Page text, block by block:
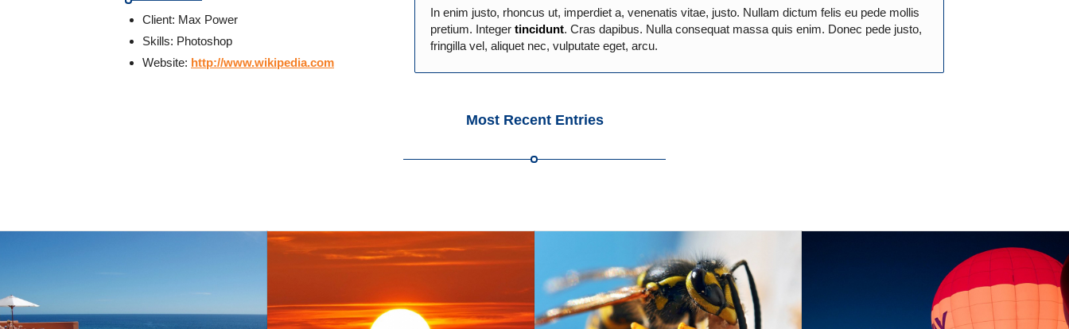
Client: Max Power
Skills: Photoshop
Website: http://www.wikipedia.com
In enim justo, rhoncus ut, imperdiet a, venenatis vitae, justo. Nullam dictum felis eu pede mollis
pretium. Integer tincidunt. Cras dapibus. Nulla consequat massa quis enim. Donec pede justo,
fringilla vel, aliquet nec, vulputate eget, arcu.
Most Recent Entries